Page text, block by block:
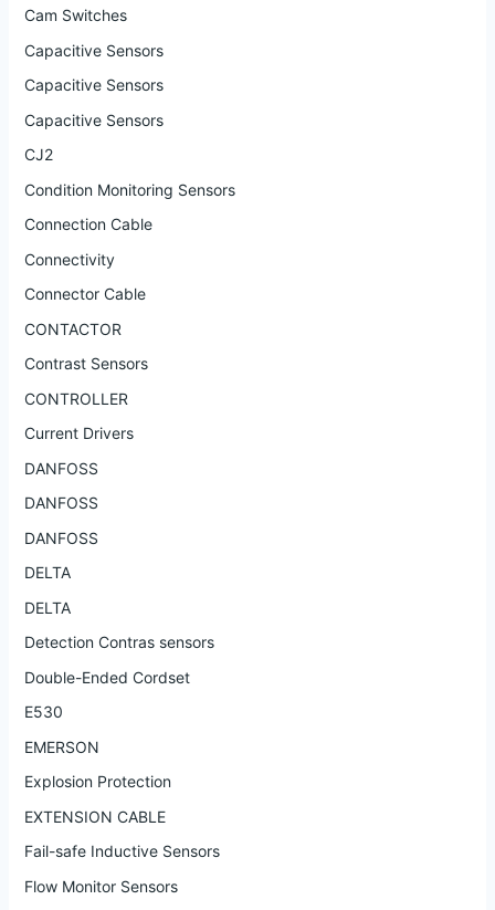
Cam Switches
Capacitive Sensors
Capacitive Sensors
Capacitive Sensors
CJ2
Condition Monitoring Sensors
Connection Cable
Connectivity
Connector Cable
CONTACTOR
Contrast Sensors
CONTROLLER
Current Drivers
DANFOSS
DANFOSS
DANFOSS
DELTA
DELTA
Detection Contras sensors
Double-Ended Cordset
E530
EMERSON
Explosion Protection
EXTENSION CABLE
Fail-safe Inductive Sensors
Flow Monitor Sensors